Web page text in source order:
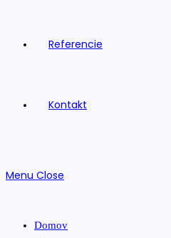
Referencie
Kontakt
Menu Close
Domov